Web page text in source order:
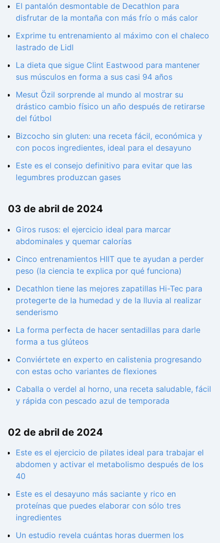
El pantalón desmontable de Decathlon para
disfrutar de la montaña con más frío o más calor
Exprime tu entrenamiento al máximo con el chaleco
lastrado de Lidl
La dieta que sigue Clint Eastwood para mantener
sus músculos en forma a sus casi 94 años
Mesut Özil sorprende al mundo al mostrar su
drástico cambio físico un año después de retirarse
del fútbol
Bizcocho sin gluten: una receta fácil, económica y
con pocos ingredientes, ideal para el desayuno
Este es el consejo definitivo para evitar que las
legumbres produzcan gases
03 de abril de 2024
Giros rusos: el ejercicio ideal para marcar
abdominales y quemar calorías
Cinco entrenamientos HIIT que te ayudan a perder
peso (la ciencia te explica por qué funciona)
Decathlon tiene las mejores zapatillas Hi-Tec para
protegerte de la humedad y de la lluvia al realizar
senderismo
La forma perfecta de hacer sentadillas para darle
forma a tus glúteos
Conviértete en experto en calistenia progresando
con estas ocho variantes de flexiones
Caballa o verdel al horno, una receta saludable, fácil
y rápida con pescado azul de temporada
02 de abril de 2024
Este es el ejercicio de pilates ideal para trabajar el
abdomen y activar el metabolismo después de los
40
Este es el desayuno más saciante y rico en
proteínas que puedes elaborar con sólo tres
ingredientes
Un estudio revela cuántas horas duermen los